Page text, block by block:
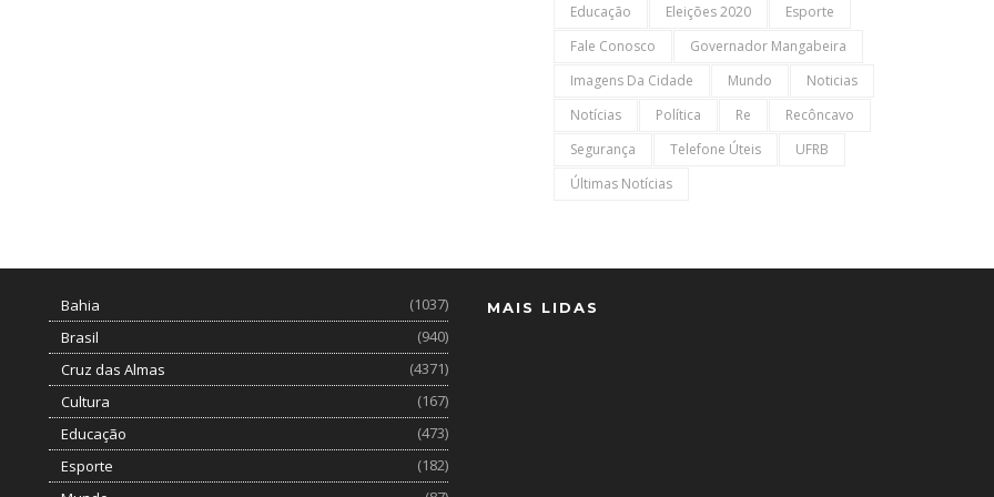
Educação
Eleições 2020
Esporte
Fale Conosco
Governador Mangabeira
Imagens Da Cidade
Mundo
Noticias
Notícias
Política Re
Recôncavo
Segurança
Telefone Úteis
UFRB
Últimas Notícias
Bahia
(1037)
Brasil
(940)
Cruz das Almas
(4371)
Cultura
(167)
Educação
(473)
Esporte
(182)
MAIS LIDAS